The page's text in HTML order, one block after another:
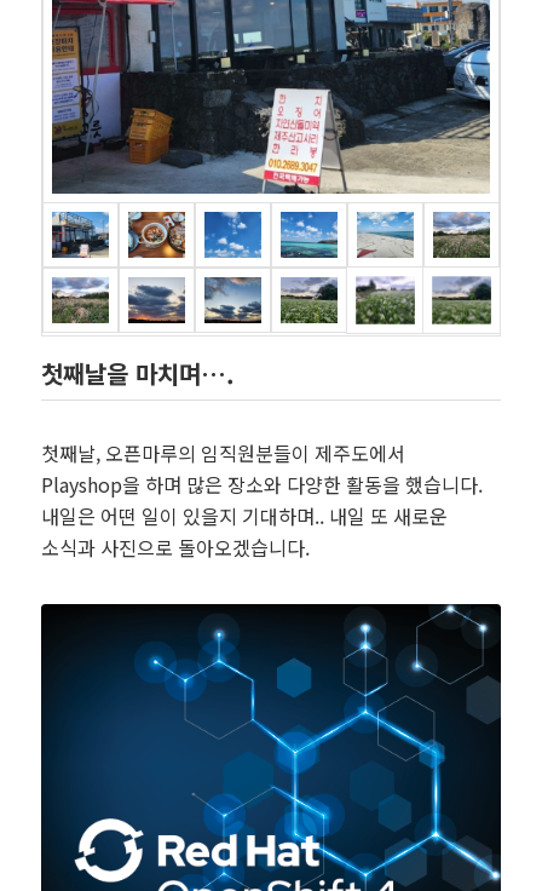
첫째날을 마치며….
첫째날, 오픈마루의 임직원분들이 제주도에서
Playshop을 하며 많은 장소와 다양한 활동을 했습니다.
내일은 어떤 일이 있을지 기대하며.. 내일 또 새로운
소식과 사진으로 돌아오겠습니다.